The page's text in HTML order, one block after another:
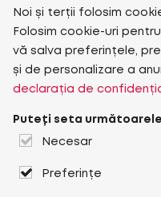
Noi și terții folosim
Folosim cookie-uri
vă salva preferințele,
și de personalizare a
declarația de
Puteți seta
Necesar
Preferințe